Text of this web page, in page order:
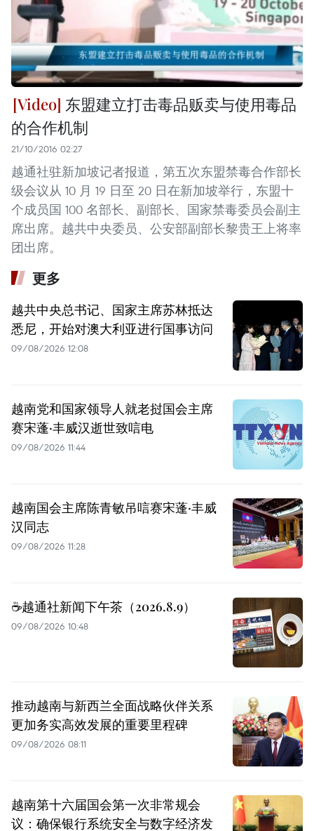
东盟建立打击毒品贩卖与使用毒品
的合作机制
21/10/2016 02:27
越通社驻新加坡记者报道，第五次东盟禁毒合作部长
级会议从 10 月 19 日至 20 日在新加坡举行，东盟十
个成员国 100 名部长、副部长、国家禁毒委员会副主
席出席。越共中央委员、公安部副部长黎贵王上将率
团出席。
更多
越共中央总书记、国家主席苏林抵达
悉尼，开始对澳大利亚进行国事访问
09/08/2026 12:08
越南党和国家领导人就老挝国会主席
赛宋蓬·丰威汉逝世致唁电
09/08/2026 11:44
越南国会主席陈青敏吊唁赛宋蓬·丰威
汉同志
09/08/2026 11:28
☕️越通社新闻下午茶（2026.8.9）
09/08/2026 10:48
推动越南与新西兰全面战略伙伴关系
更加务实高效发展的重要里程碑
09/08/2026 08:11
越南第十六届国会第一次非常规会
议：确保银行系统安全与数字经济发